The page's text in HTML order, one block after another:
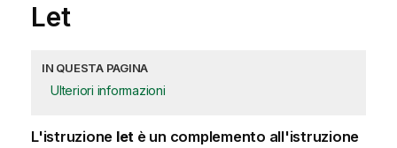
Let
IN QUESTA PAGINA
Ulteriori informazioni
L'istruzione let è un complemento all'istruzione